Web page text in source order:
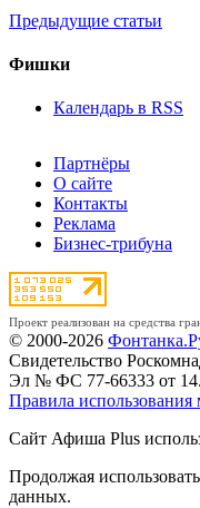
Предыдущие статьи
Фишки
Календарь в RSS
Партнёры
О сайте
Контакты
Реклама
Бизнес-трибуна
Проект реализован на средства
© 2000-2026
Свидетельство
Эл № ФС 77-66333 от
Правила использования
Сайт Афиша Plus
Продолжая
данных.